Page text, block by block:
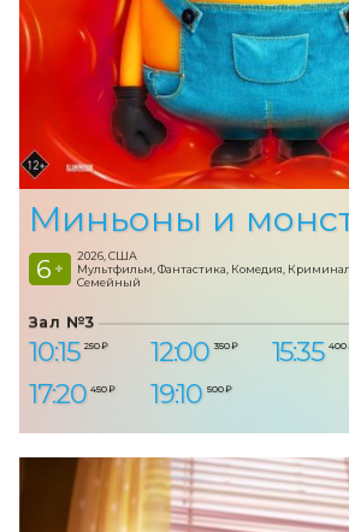
Миньоны и
6 +
2026, США
Мультфильм, Фантастика, Комедия,
Семейный
Зал №3
10:15 250 ₽ 12:00 350 ₽ 15:35 400
17:20 450 ₽ 19:10 500 ₽